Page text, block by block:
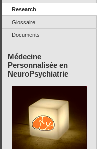
Research
Glossaire
Documents
Médecine
Personnalisée en
NeuroPsychiatrie